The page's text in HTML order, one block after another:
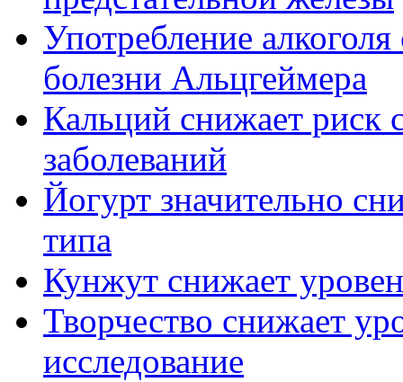
Употребление
болезни Альцгеймера
Кальций снижает риск
заболеваний
Йогурт значительно
типа
Кунжут снижает
Творчество снижает
исследование